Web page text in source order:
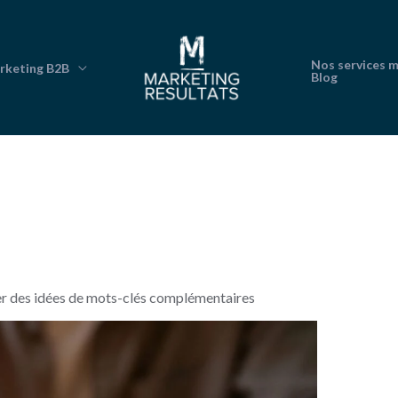
B2B Nos services
Blog
des idées de mots-clés complémentaires